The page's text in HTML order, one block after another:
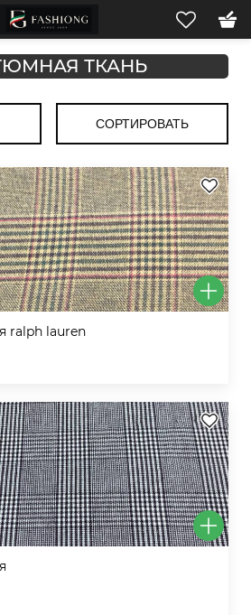
ТКАНЬ
СОРТИРОВАТЬ
ralph lauren